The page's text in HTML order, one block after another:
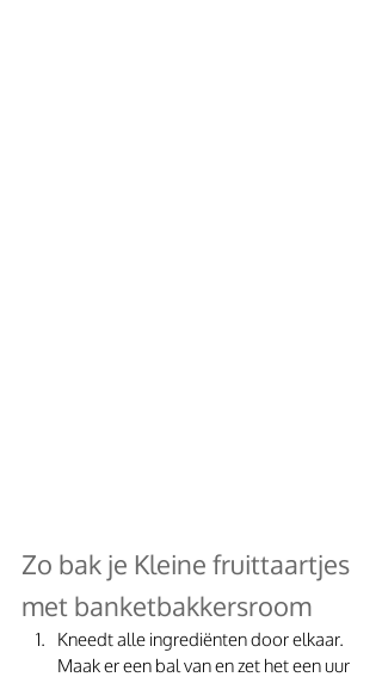
Zo bak je Kleine fruittaartjes
met banketbakkersroom
Kneedt alle ingrediënten door elkaar.
Maak er een bal van en zet het een uur